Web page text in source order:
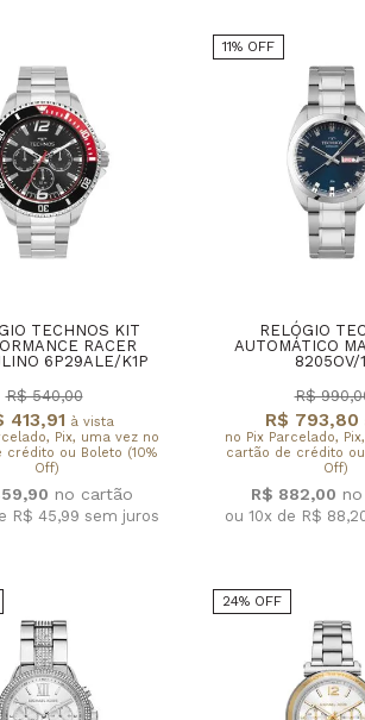
TECHNOS KIT
RACER
6P29ALE/K1P
413,91 à vista
Pix, uma vez no
crédito ou Boleto (10%
Off)
R$ 540,00
R$ 45,99 sem juros
11% OFF
RELÓGIO
AUTOMÁTICO
8205OV/
R$ 793,80
no Pix Parcelado,
cartão de crédito ou
Off)
R$
R$ 882,00
ou 10x de R$
24% OFF